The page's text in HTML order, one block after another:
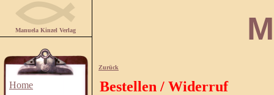
Manuela Kinzel Verlag
Home
Zurück
Bestellen / Widerruf